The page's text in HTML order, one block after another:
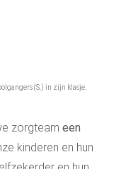
(S.) in zijn klasje.
zorgteam een
kinderen en hun